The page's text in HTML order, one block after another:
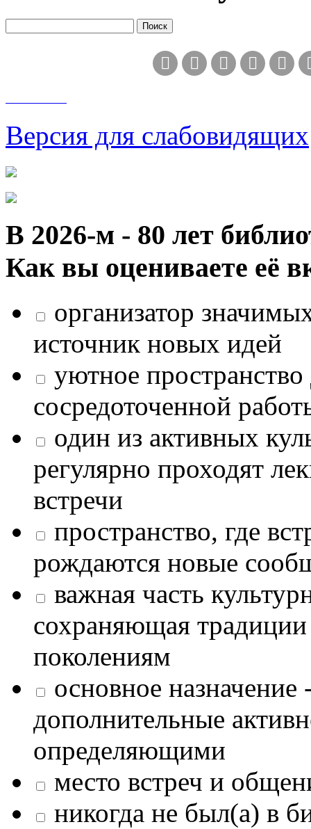
Версия для слабовидящих
В 2026‑м - 80 лет
Как вы оцениваете её
организатор
источник новых идей
уютное
сосредоточенной
один из активных
регулярно проходят
встречи
пространство, где
рождаются новые
важная часть
сохраняющая
поколениям
основное назначение
дополнительные
определяющими
место встреч и
никогда не был(а) в